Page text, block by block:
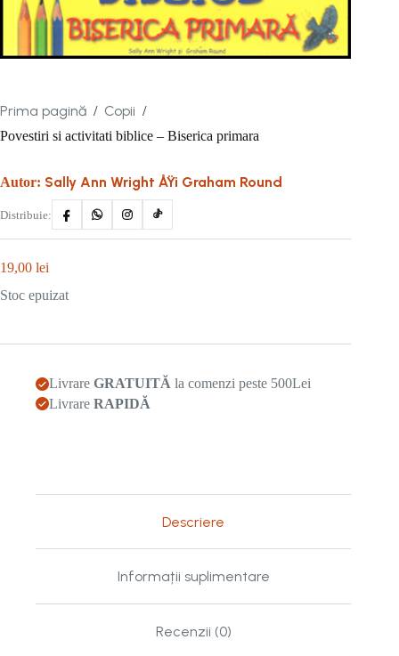
Prima pagină / Copii /
Povestiri si activitati biblice – Biserica primara
Autor: Sally Ann Wright ÅŸi Graham Round
Distribuie:
19,00 lei
Stoc epuizat
Livrare GRATUITĂ la comenzi peste 500Lei
Livrare RAPIDĂ
Descriere
Informații suplimentare
Recenzii (0)